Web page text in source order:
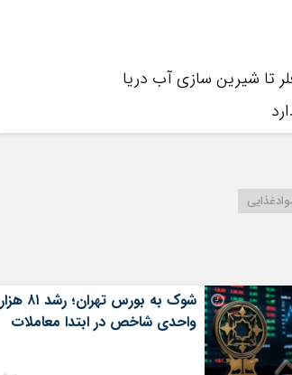
تا شیرین سازی آب دریا
شوک به بورس تهران؛ رشد ۸۱ هزار
واحدی شاخص در ابتدا معاملات